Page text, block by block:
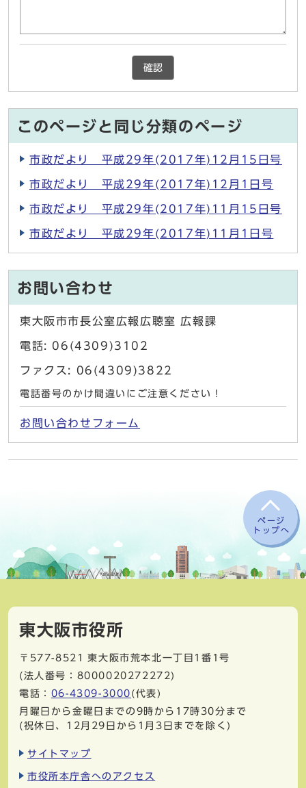
確認
このページと同じ分類のページ
市政だより 平成29年(2017年)12月15日号
市政だより 平成29年(2017年)12月1日号
市政だより 平成29年(2017年)11月15日号
市政だより 平成29年(2017年)11月1日号
お問い合わせ
東大阪市市長公室広報広聴室 広報課
電話: 06(4309)3102
ファクス: 06(4309)3822
電話番号のかけ間違いにご注意ください！
お問い合わせフォーム
ページ
トップへ
東大阪市役所
〒577-8521
東大阪市荒本北一丁目1番1号
(法人番号：8000020272272)
電話： 06-4309-3000 (代表)
月曜日から金曜日までの9時から17時30分まで
(祝休日、12月29日から1月3日までを除く)
サイトマップ
市役所本庁舎へのアクセス